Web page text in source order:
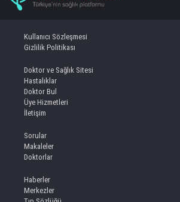
Kullanıcı Sözleşmesi
Gizlilik Politikası
Doktor ve Sağlık Sitesi
Hastalıklar
Doktor Bul
Üye Hizmetleri
İletişim
Sorular
Makaleler
Doktorlar
Haberler
Merkezler